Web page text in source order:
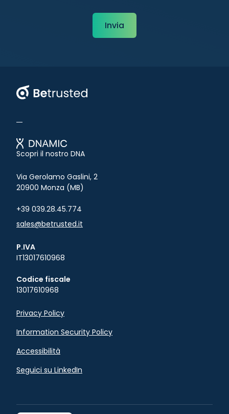
Scopri il nostro DNA
Via Gerolamo Gaslini, 2
20900 Monza (MB)
+39 039.28.45.774
sales@betrusted.it
P.IVA
IT13017610968
Codice fiscale
13017610968
Privacy Policy
Information Security Policy
Accessibilità
Seguici su LinkedIn